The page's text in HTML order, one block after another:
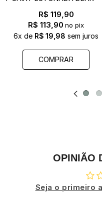
R$ 119,90
R$ 113,90 no pix
6x de R$ 19,98 sem juros
COMPRAR
OPINIÃO
Seja o primeiro